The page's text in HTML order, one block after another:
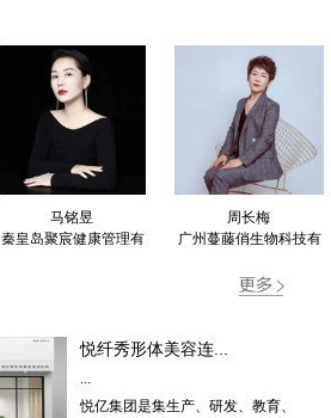
马铭昱
秦皇岛聚宸健康管理有
周长梅
广州蔓藤俏生物科技有
悦纤秀形体美容连...
...
悦亿集团是集生产、研发、教育、